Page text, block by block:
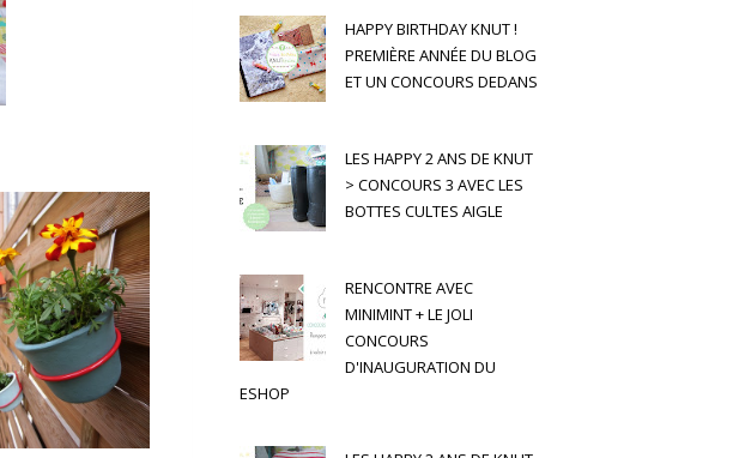
HAPPY BIRTHDAY KNUT !
PREMIÈRE ANNÉE DU BLOG
ET UN CONCOURS DEDANS
LES HAPPY 2 ANS DE KNUT
> CONCOURS 3 AVEC LES
BOTTES CULTES AIGLE
RENCONTRE AVEC
MINIMINT + LE JOLI
CONCOURS
D'INAUGURATION DU
ESHOP